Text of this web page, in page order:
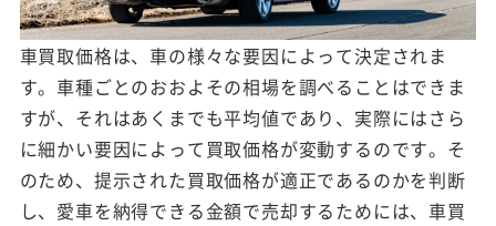
車買取価格は、車の様々な要因によって決定されま
す。車種ごとのおおよその相場を調べることはできま
すが、それはあくまでも平均値であり、実際にはさら
に細かい要因によって買取価格が変動するのです。そ
のため、提示された買取価格が適正であるのかを判断
し、愛車を納得できる金額で売却するためには、車買